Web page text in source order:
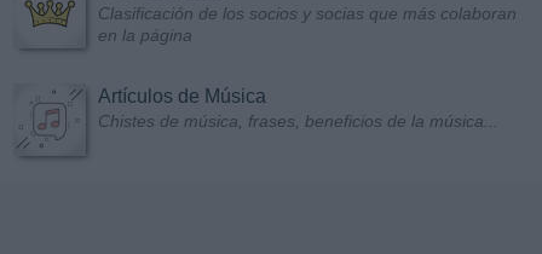
Clasificación de los socios y socias que más colaboran
en la página
Artículos de Música
Chistes de música, frases, beneficios de la música...